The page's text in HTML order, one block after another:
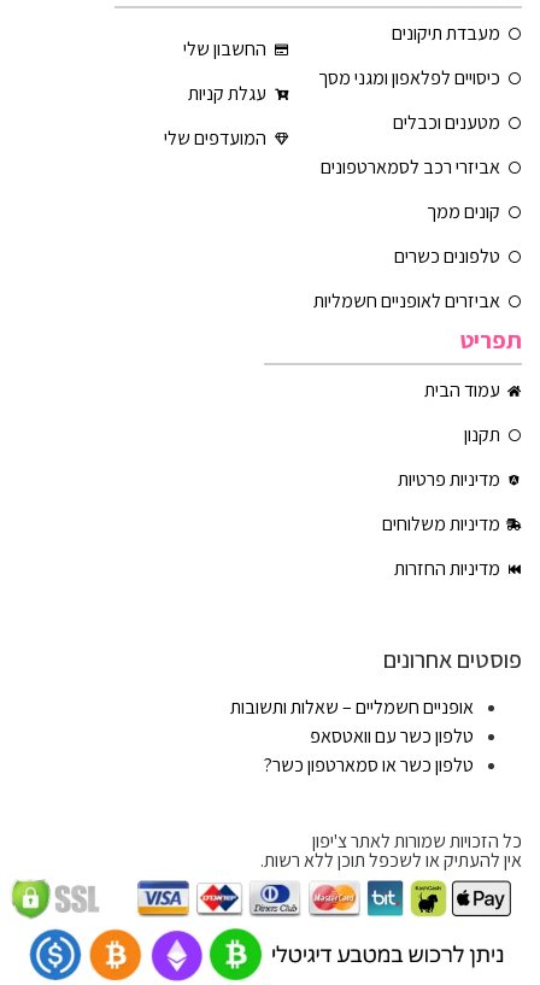
מעבדת תיקונים
כיסויים לפלאפון ומגני מסך
מטענים וכבלים
אביזרי רכב לסמארטפונים
קונים ממך
טלפונים כשרים
אביזרים לאופניים חשמליות
החשבון שלי
עגלת קניות
המועדפים שלי
תפריט
עמוד הבית
תקנון
מדיניות פרטיות
מדיניות משלוחים
מדיניות החזרות
פוסטים אחרונים
אופניים חשמליים – שאלות ותשובות
טלפון כשר עם וואטסאפ
טלפון כשר או סמארטפון כשר?
כל הזכויות שמורות לאתר צ'יפון
אין להעתיק או לשכפל תוכן ללא רשות.